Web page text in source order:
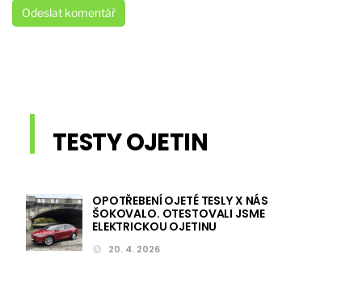
TESTY OJETIN
OPOTŘEBENÍ OJETÉ TESLY X NÁS
ŠOKOVALO. OTESTOVALI JSME
ELEKTRICKOU OJETINU
20. 4. 2026